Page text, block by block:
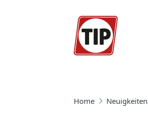
Home Neuigkeiten